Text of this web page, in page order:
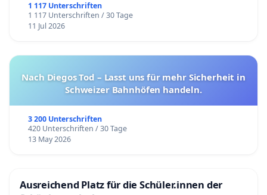
1 117 Unterschriften
1 117 Unterschriften / 30 Tage
11 Jul 2026
Nach Diegos Tod – Lasst uns für mehr Sicherheit in
Schweizer Bahnhöfen handeln.
3 200 Unterschriften
420 Unterschriften / 30 Tage
13 May 2026
Ausreichend Platz für die Schüler.innen der